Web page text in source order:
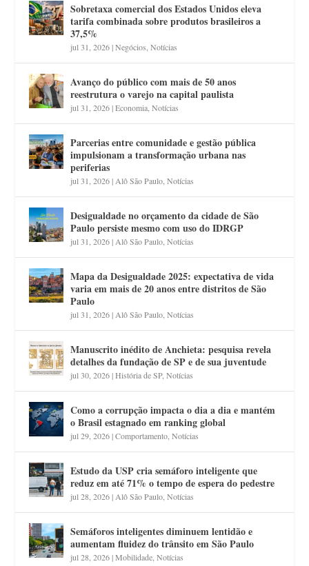
Sobretaxa comercial dos Estados Unidos eleva
tarifa combinada sobre produtos brasileiros a
37,5%
jul 31, 2026|Negócios ,Notícias
Avanço do público com mais de 50 anos
reestrutura o varejo na capital paulista
jul 31, 2026|Economia ,Notícias
Parcerias entre comunidade e gestão pública
impulsionam a transformação urbana nas
periferias
jul 31, 2026| Alô São Paulo ,Notícias
Desigualdade no orçamento da cidade de São
Paulo persiste mesmo com uso do IDRGP
jul 31, 2026| Alô São Paulo ,Notícias
Mapa da Desigualdade 2025: expectativa de vida
varia em mais de 20 anos entre distritos de São
Paulo
jul 31, 2026| Alô São Paulo ,Notícias
Manuscrito inédito de Anchieta: pesquisa revela
detalhes da fundação de SP e de sua juventude
jul 30, 2026|História de SP,Notícias
Como a corrupção impacta o dia a dia e mantém
o Brasil estagnado em ranking global
jul 29, 2026|Comportamento ,Notícias
Estudo da USP cria semáforo inteligente que
reduz em até 71% o tempo de espera do pedestre
jul 28, 2026| Alô São Paulo ,Notícias
Semáforos inteligentes diminuem lentidão e
aumentam fluidez do trânsito em São Paulo
jul 28, 2026|Mobilidade ,Notícias